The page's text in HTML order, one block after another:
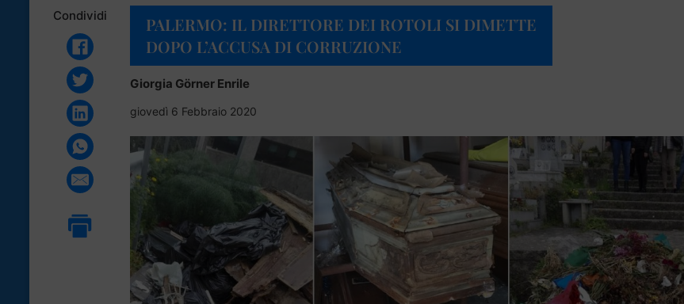
Condividi
PALERMO: IL DIRETTORE DEI ROTOLI SI DIMETTE
DOPO L’ACCUSA DI CORRUZIONE
Giorgia Görner Enrile
giovedì 6 Febbraio 2020